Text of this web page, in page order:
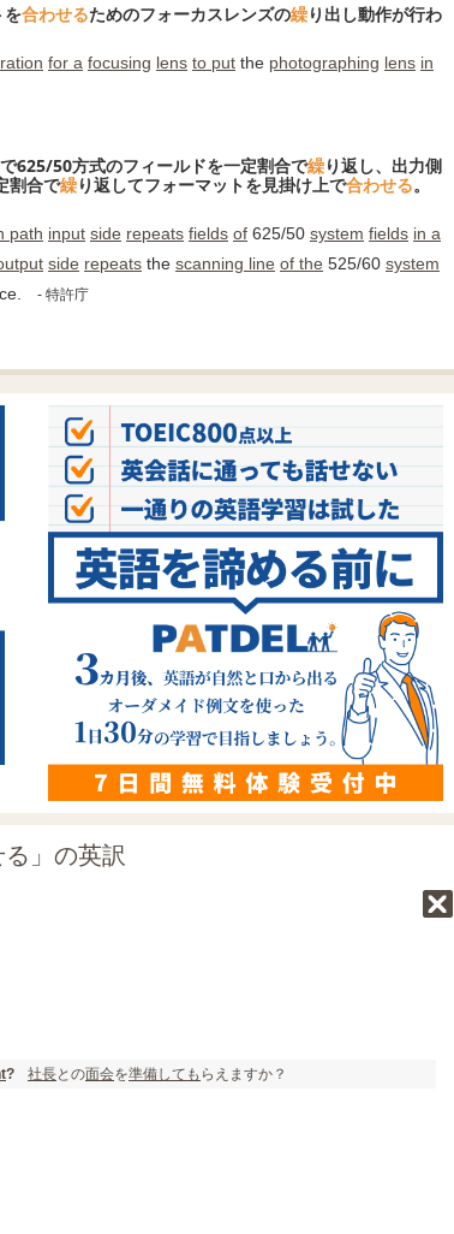
を合わせるためのフォーカスレンズの繰り出し動作が行わ
for a focusing lens to put the photographing lens in
625/50方式のフィールドを一定割合で繰り返し、出力側
割合で繰り返してフォーマットを見掛け上で合わせる。
path input side repeats fields of 625/50 system fields in a
side repeats the scanning line of the 525/60 system
- 特許庁
」の英訳
? 社長との面会を準備しても らえますか？